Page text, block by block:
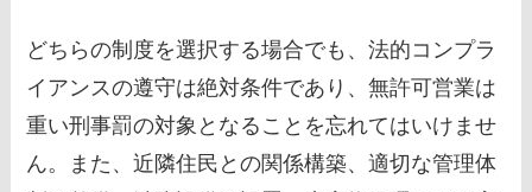
どちらの制度を選択する場合でも、法的コンプラ
イアンスの遵守は絶対条件であり、無許可営業は
重い刑事罰の対象となることを忘れてはいけませ
ん。また、近隣住民との関係構築、適切な管理体